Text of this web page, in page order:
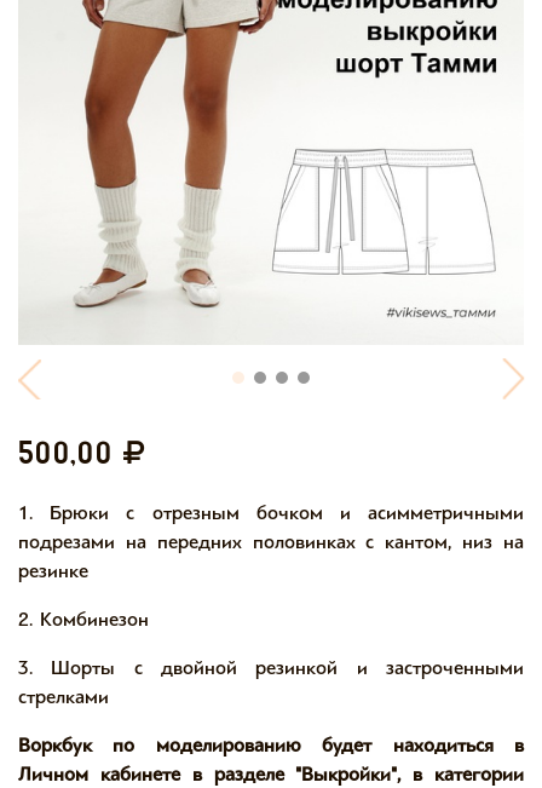
500,00
1. Брюки с отрезным бочком и асимметричными
подрезами на передних половинках с кантом, низ на
резинке
2. Комбинезон
3. Шорты с двойной резинкой и застроченными
стрелками
Воркбук по моделированию будет находиться в
Личном кабинете в разделе "Выкройки", в категории